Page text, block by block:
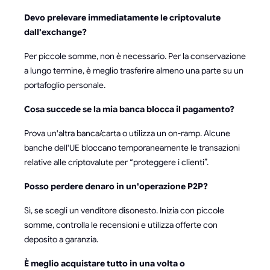
Devo prelevare immediatamente le criptovalute
dall'exchange?
Per piccole somme, non è necessario. Per la conservazione
a lungo termine, è meglio trasferire almeno una parte su un
portafoglio personale.
Cosa succede se la mia banca blocca il pagamento?
Prova un'altra banca/carta o utilizza un on-ramp. Alcune
banche dell'UE bloccano temporaneamente le transazioni
relative alle criptovalute per “proteggere i clienti”.
Posso perdere denaro in un'operazione P2P?
Sì, se scegli un venditore disonesto. Inizia con piccole
somme, controlla le recensioni e utilizza offerte con
deposito a garanzia.
È meglio acquistare tutto in una volta o